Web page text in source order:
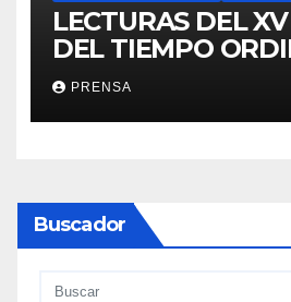
LECTURAS DEL
DEL TIEMPO
PRENSA
Buscador